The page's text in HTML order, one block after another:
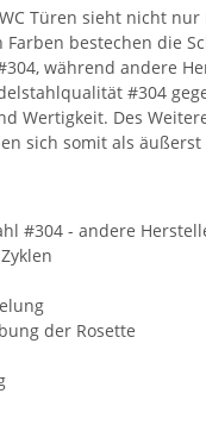
Türen sieht nicht
bestechen die
während andere
#304
Wertigkeit. Des
sich somit als
#304 - andere
der Rosette